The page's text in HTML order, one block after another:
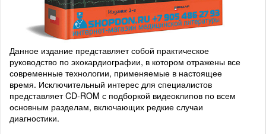
Данное издание представляет собой практическое
руководство по эхокардиографии, в котором отражены все
современные технологии, применяемые в настоящее
время. Исключительный интерес для специалистов
представляет CD-ROM с подборкой видеоклипов по всем
основным разделам, включающих редкие случаи
диагностики.